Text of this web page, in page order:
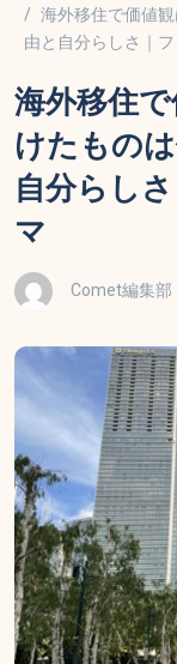
海外移住で価値
由と自分らしさ｜
海外移住
けたもの
自分らし
マ
Comet編集部